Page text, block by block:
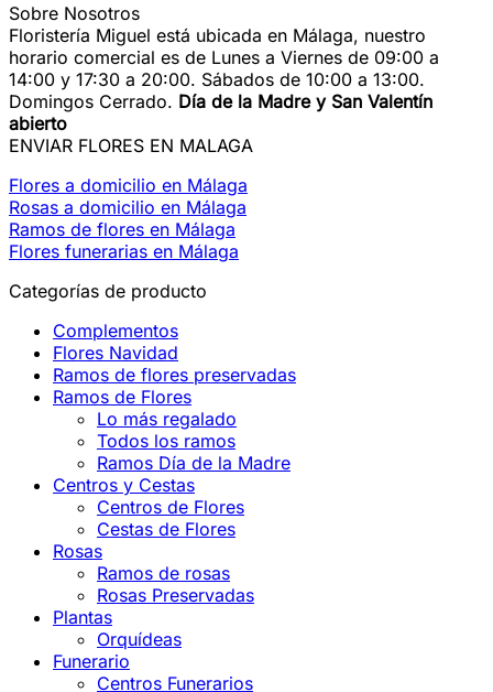
Sobre Nosotros
Floristería Miguel está ubicada en Málaga, nuestro
horario comercial es de Lunes a Viernes de 09:00 a
14:00 y 17:30 a 20:00. Sábados de 10:00 a 13:00.
Domingos Cerrado. Día de la Madre y San Valentín
abierto
ENVIAR FLORES EN MALAGA
Flores a domicilio en Málaga
Rosas a domicilio en Málaga
Ramos de flores en Málaga
Flores funerarias en Málaga
Categorías de producto
Complementos
Flores Navidad
Ramos de flores preservadas
Ramos de Flores
Lo más regalado
Todos los ramos
Ramos Día de la Madre
Centros y Cestas
Centros de Flores
Cestas de Flores
Rosas
Ramos de rosas
Rosas Preservadas
Plantas
Orquídeas
Funerario
Centros Funerarios